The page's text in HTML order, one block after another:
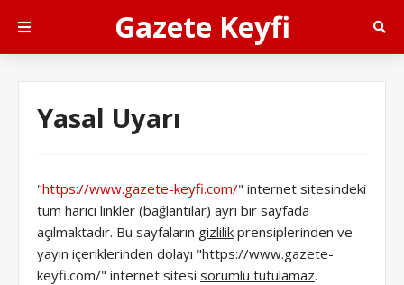
Gazete Keyfi
Yasal Uyarı
"https://www.gazete-keyfi.com/" internet sitesindeki
tüm harici linkler (bağlantılar) ayrı bir sayfada
açılmaktadır. Bu sayfaların gizlilik prensiplerinden ve
yayın içeriklerinden dolayı "https://www.gazete-
keyfi.com/" internet sitesi sorumlu tutulamaz.